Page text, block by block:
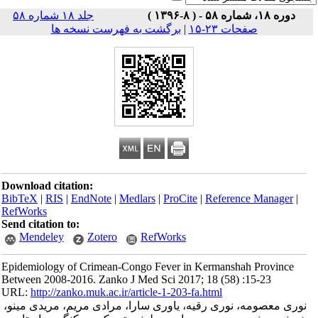
جلد ۱۸ شماره ۵۸
|برگشت به فهرست نسخه ها
Download citation:
BibTeX|RIS| EndNote |Medlars |ProCite|Reference
RefWorks
Send citation to:
Mendeley
Zotero RefWorks
Epidemiology of Crimean-Congo Fever in Kermanshah
Between 2008-2016. Zanko J Med Sci 2017; 18 (58) :15-23
URL:http://zanko.muk.ac.ir/article-1-203-fa.html
نوری رقیه، یاوری سارا، مرادی مریم، مریدی مینو،